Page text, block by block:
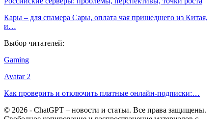
Кары – для спамера Сары, оплата чая пришедшего из Китая,
и…
Выбор читателей:
Gaming
Avatar 2
Как проверить и отключить платные онлайн-подписки:…
© 2026 - ChatGPT – новости и статьи. Все права защищены.